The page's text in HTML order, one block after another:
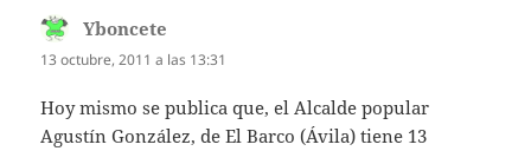
Yboncete
13 octubre, 2011 a las 13:31
Hoy mismo se publica que, el Alcalde popular
Agustín González, de El Barco (Ávila) tiene 13